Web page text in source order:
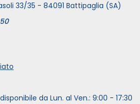
33/35 - 84091 Battipaglia (SA)
da Lun. al Ven.: 9:00 - 17:30